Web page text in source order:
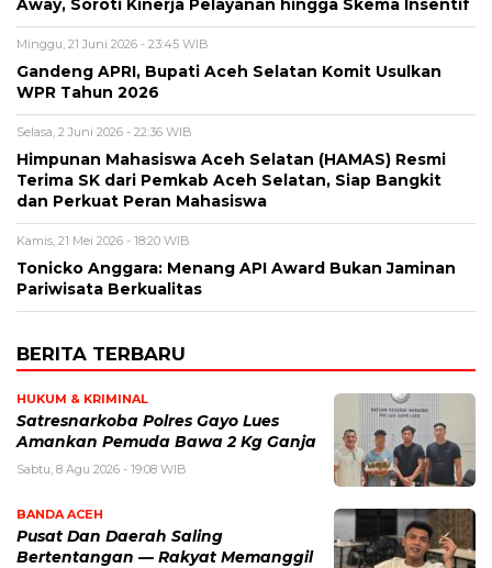
Away, Soroti Kinerja Pelayanan hingga Skema Insentif
Minggu, 21 Juni 2026 - 23:45 WIB
Gandeng APRI, Bupati Aceh Selatan Komit Usulkan
WPR Tahun 2026
Selasa, 2 Juni 2026 - 22:36 WIB
Himpunan Mahasiswa Aceh Selatan (HAMAS) Resmi
Terima SK dari Pemkab Aceh Selatan, Siap Bangkit
dan Perkuat Peran Mahasiswa
Kamis, 21 Mei 2026 - 18:20 WIB
Tonicko Anggara: Menang API Award Bukan Jaminan
Pariwisata Berkualitas
BERITA TERBARU
HUKUM & KRIMINAL
Satresnarkoba Polres Gayo Lues
Amankan Pemuda Bawa 2 Kg Ganja
Sabtu, 8 Agu 2026 - 19:08 WIB
BANDA ACEH
Pusat Dan Daerah Saling
Bertentangan — Rakyat Memanggil